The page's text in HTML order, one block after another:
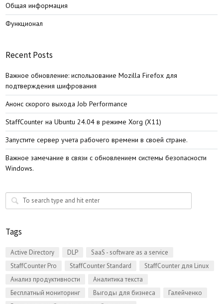
Общая информация
Функционал
Recent Posts
Важное обновление: использование Mozilla Firefox для
подтверждения шифрования
Анонс скорого выхода Job Performance
StaffСounter на Ubuntu 24.04 в режиме Xorg (X11)
Запустите сервер учета рабочего времени в своей стране.
Важное замечание в связи с обновлением системы безопасности
Windows.
Tags
Active Directory DLP
SaaS - software as a service
StaffCounter Pro
StaffCounter Standard
StaffCounter для Linux
Анализ продуктивности
Аналитика текста
Бесплатный мониторинг
Выгоды для бизнеса
Галейченко